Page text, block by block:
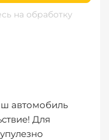
на обработку
автомобиль
Для